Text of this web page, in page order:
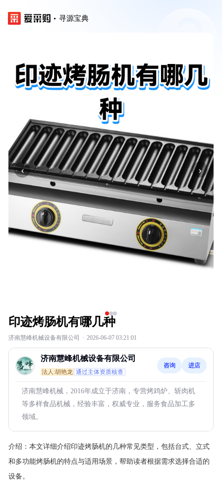
寻源宝典
‹ ›
印迹烤肠机有哪几种
济南慧峰机械设备有限公司 · 2026-06-07 03:21:01
济南慧峰机械设备有限公司
法人:胡艳龙 通过主体资质核查
咨询 进店
济南慧峰机械，2016年成立于济南，专营烤鸡炉、斩肉机
等多样食品机械，经验丰富，权威专业，服务食品加工多
领域。
介绍： 本文详细介绍印迹烤肠机的几种常见类型，包括台式、立式
和多功能烤肠机的特点与适用场景，帮助读者根据需求选择合适的
设备。